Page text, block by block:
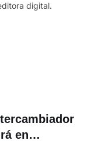
digital.
en